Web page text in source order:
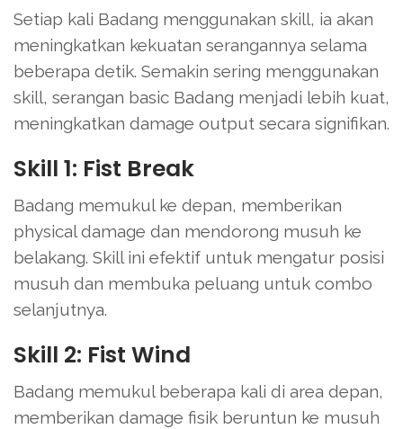
Setiap kali Badang menggunakan skill, ia akan
meningkatkan kekuatan serangannya selama
beberapa detik. Semakin sering menggunakan
skill, serangan basic Badang menjadi lebih kuat,
meningkatkan damage output secara signifikan.
Skill 1: Fist Break
Badang memukul ke depan, memberikan
physical damage dan mendorong musuh ke
belakang. Skill ini efektif untuk mengatur posisi
musuh dan membuka peluang untuk combo
selanjutnya.
Skill 2: Fist Wind
Badang memukul beberapa kali di area depan,
memberikan damage fisik beruntun ke musuh